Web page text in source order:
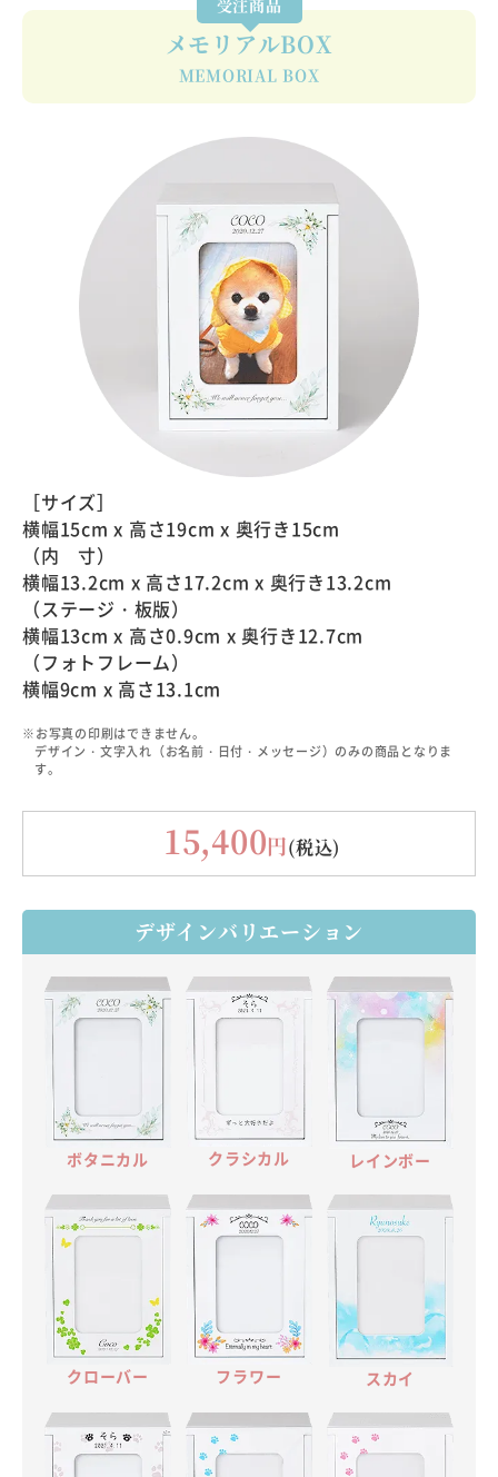
受注商品
メモリアルBOX
MEMORIAL BOX
［サイズ］
横幅15cm x 高さ19cm x 奥行き15cm
（内 寸）
横幅13.2cm x 高さ17.2cm x 奥行き13.2cm
（ステージ・板版）
横幅13cm x 高さ0.9cm x 奥行き12.7cm
（フォトフレーム）
横幅9cm x 高さ13.1cm
※お写真の印刷はできません。
デザイン・文字入れ（お名前・日付・メッセージ）のみの商品となりま
す。
15,400円(税込)
デザインバリエーション
ボタニカル クラシカル レインボー
クローバー フラワー スカイ